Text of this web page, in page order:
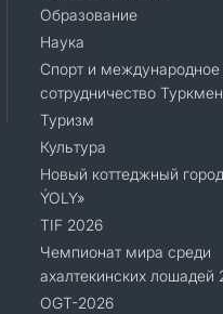
Образование
Наука
Спорт и международное
сотрудничество
Туризм
Культура
Новый коттеджный
ÝOLY»
TIF 2026
Чемпионат мира среди
ахалтекинских лошадей
OGT-2026